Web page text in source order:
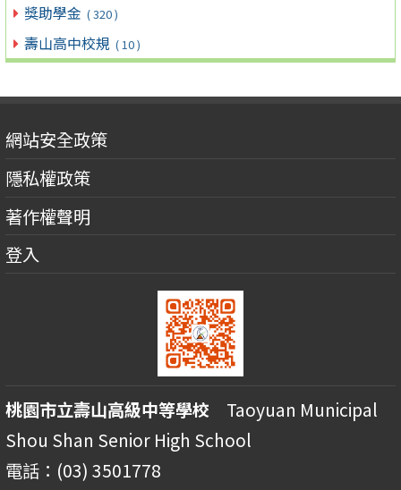
獎助學金 ( 320 )
壽山高中校規 ( 10 )
網站安全政策
隱私權政策
著作權聲明
登入
桃園市立壽山高級中等學校 Taoyuan Municipal
Shou Shan Senior High School
電話：(03) 3501778